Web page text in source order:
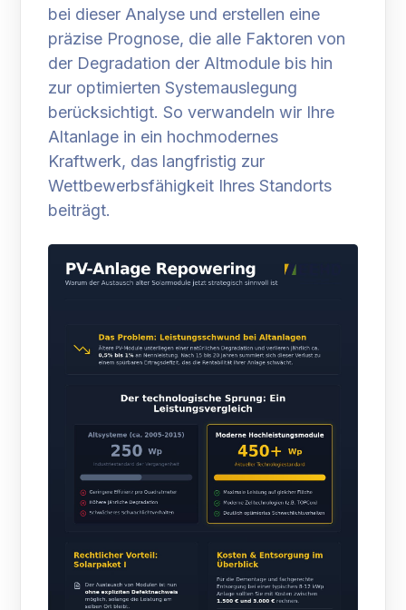
bei dieser Analyse und erstellen eine
präzise Prognose, die alle Faktoren von
der Degradation der Altmodule bis hin
zur optimierten Systemauslegung
berücksichtigt. So verwandeln wir Ihre
Altanlage in ein hochmodernes
Kraftwerk, das langfristig zur
Wettbewerbsfähigkeit Ihres Standorts
beiträgt.